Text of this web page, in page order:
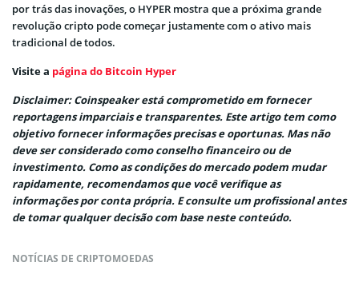
por trás das inovações, o HYPER mostra que a próxima grande
revolução cripto pode começar justamente com o ativo mais
tradicional de todos.
Visite a página do Bitcoin Hyper
Disclaimer: Coinspeaker está comprometido em fornecer
reportagens imparciais e transparentes. Este artigo tem como
objetivo fornecer informações precisas e oportunas. Mas não
deve ser considerado como conselho financeiro ou de
investimento. Como as condições do mercado podem mudar
rapidamente, recomendamos que você verifique as
informações por conta própria. E consulte um profissional antes
de tomar qualquer decisão com base neste conteúdo.
NOTÍCIAS DE CRIPTOMOEDAS